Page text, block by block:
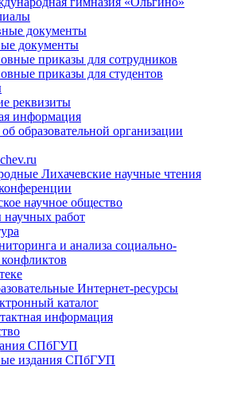
документы
документы
приказы для сотрудников
приказы для студентов
реквизиты
информация
образовательной организации
Лихачевские научные чтения
научное общество
работ
и анализа социально-
Интернет-ресурсы
каталог
информация
СПбГУП
издания СПбГУП